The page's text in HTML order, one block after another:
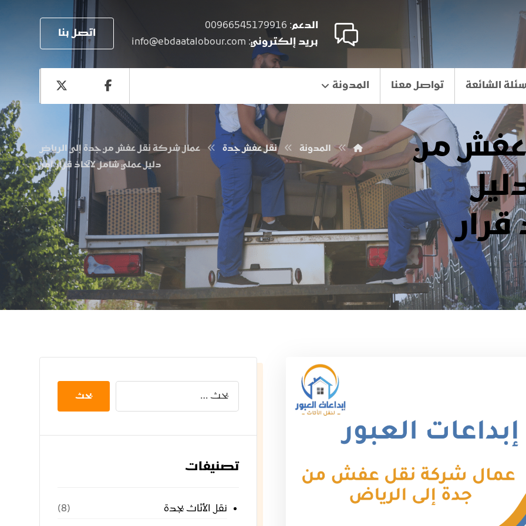
اتصل بنا
الدعم: 00966545179916
بريد إلكتروني: info@ebdaatalobour.com
الشائعة تواصل معنا المدونة
عفش من
قرار
المدونة نقل عفش جدة
عمال شركة نقل عفش من جدة إلى الرياض
دليل عملي شامل لاتخاذ قرار آمن
بحث
تصنيفات
نقل الأثاث بجدة
(8)